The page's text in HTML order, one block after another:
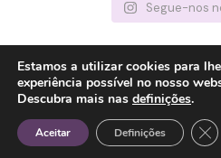
Segue-nos
© 2022 Cláudia Carreira, Todos
Estamos a utilizar cookies para
experiência possível no nosso
Descubra mais nas definições.
Aceitar Definições